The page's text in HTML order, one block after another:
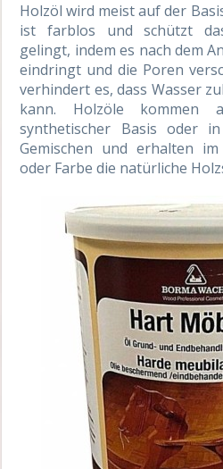
Holzöl wird meist auf der
ist farblos und schützt
gelingt, indem es nach dem
eindringt und die Poren
verhindert es, dass Wasser
kann. Holzöle kommen
synthetischer Basis oder
Gemischen und erhalten
oder Farbe die natürliche